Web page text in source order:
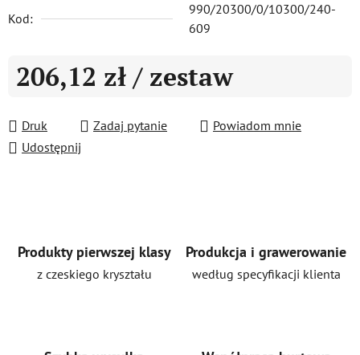
Kod:
990/20300/0/10300/240-
609
206,12 zł / zestaw
Druk
Zadaj pytanie
Powiadom mnie
Udostępnij
Produkty pierwszej klasy
z czeskiego kryształu
Produkcja i grawerowanie
według specyfikacji klienta